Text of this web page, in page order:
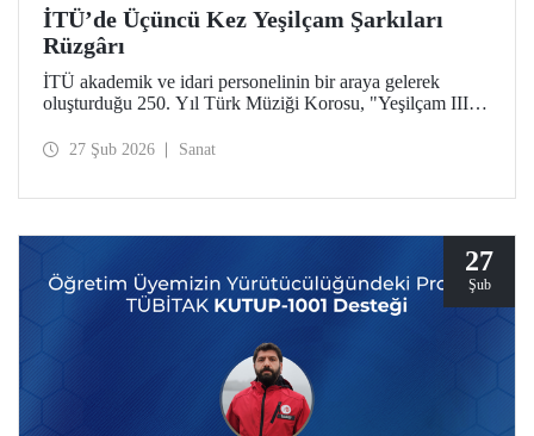
İTÜ’de Üçüncü Kez Yeşilçam Şarkıları
Rüzgârı
İTÜ akademik ve idari personelinin bir araya gelerek
oluşturduğu 250. Yıl Türk Müziği Korosu, "Yeşilçam III"
Yerleşkemize taşıdı.
27 Şub 2026 Sanat
27
Şub